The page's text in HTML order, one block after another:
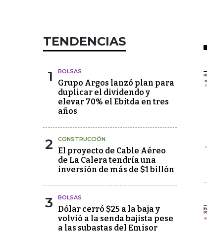
TENDENCIAS
1 BOLSAS
Grupo Argos lanzó plan para
duplicar el dividendo y
elevar 70% el Ebitda en tres
años
2 CONSTRUCCIÓN
El proyecto de Cable Aéreo
de La Calera tendría una
inversión de más de $1 billón
3 BOLSAS
Dólar cerró $25 a la baja y
volvió a la senda bajista pese
a las subastas del Emisor